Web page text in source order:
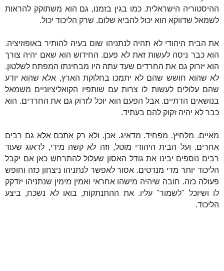
ההיסטוריה הישראלית. כמו בגין בזמנו, גם הוא משתוקק להראות
לשמאל שדווקא הוא יכול להביא שלום. שרק הליכוד יכול.
את הבית היהודי לא תהיה לנתניהו שום בעיה להותיר באופוזיציה.
הוא כבר ניסה לעשות זאת לא פעם. החידוש הוא שאם יהיה צורך
הוא יזרוק גם את החרדים שעד עתה היו מבחינתו המפתח לשלטון.
לא שהוא חושש שהם לא יתמכו בחלוקת הארץ, אלא שהוא יודע
שהם עלולים לעשות לו צרות עם שותפיו הקואליציוניים משמאל
בנושאים הדתיים. אבל הפעם הוא יוכל לזרוק גם את החרדים. הוא
כבר לא יהיה זקוק להם בעתיד.
מאיים. מלחיץ. מפחיד. מדאיג. אכן. ולא רק אתכם אלא גם רבים
אחרים. ועל הבית היהודי מוטל, וזה לא קשה מידי, לדאוג שעוד
רבים נוספים יבינו את גודל האסון שעלול להתרחש כאן אם יקבל
הליכוד יותר מדי מנדטים. אסור לאפשר לנתניהו ניצחון כזה וחופש
פעולה כזה. חובה שיהיה מישהו אחראי ואמין מימין שנתניהו יזדקק
לו ושיוכל "לשמור" עליו. את ההתנתקות, בואו לא נשכח, ביצע
הליכוד.